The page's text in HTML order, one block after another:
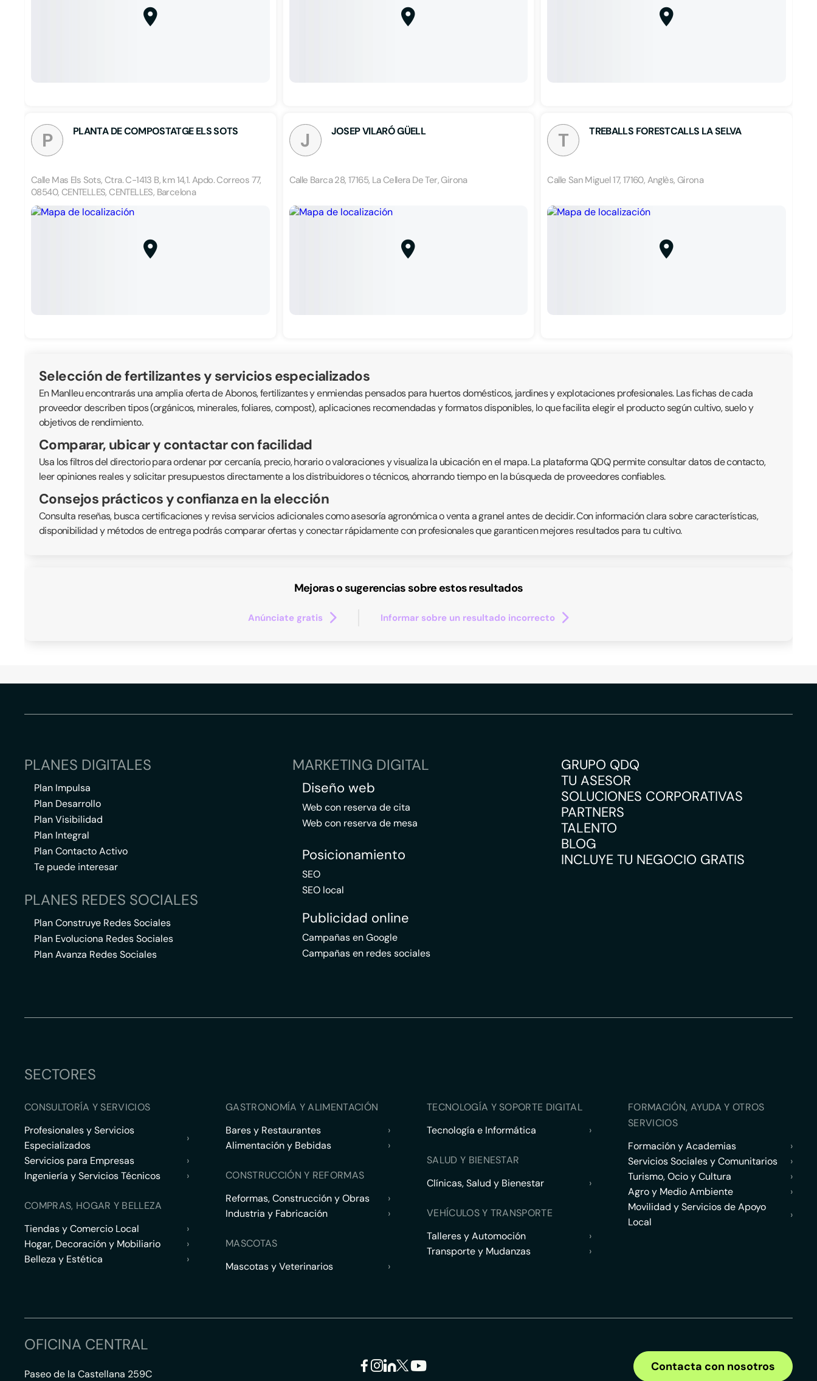
P PLANTA DE COMPOSTATGE ELS SOTS
Calle Mas Els Sots, Ctra. C-1413 B, km 14,1. Apdo. Correos 77,
08540, CENTELLES, CENTELLES, Barcelona
J JOSEP VILARÓ GÜELL
Calle Barca 28, 17165, La Cellera De Ter, Girona
T TREBALLS FORESTCALLS LA SELVA
Calle San Miguel 17, 17160, Anglès, Girona
Selección de fertilizantes y servicios especializados
En Manlleu encontrarás una amplia oferta de Abonos, fertilizantes y enmiendas pensados para huertos domésticos, jardines y explotaciones profesionales. Las fichas de cada
proveedor describen tipos (orgánicos, minerales, foliares, compost), aplicaciones recomendadas y formatos disponibles, lo que facilita elegir el producto según cultivo, suelo y
objetivos de rendimiento.
Comparar, ubicar y contactar con facilidad
Usa los filtros del directorio para ordenar por cercanía, precio, horario o valoraciones y visualiza la ubicación en el mapa. La plataforma QDQ permite consultar datos de contacto,
leer opiniones reales y solicitar presupuestos directamente a los distribuidores o técnicos, ahorrando tiempo en la búsqueda de proveedores confiables.
Consejos prácticos y confianza en la elección
Consulta reseñas, busca certificaciones y revisa servicios adicionales como asesoría agronómica o venta a granel antes de decidir. Con información clara sobre características,
disponibilidad y métodos de entrega podrás comparar ofertas y conectar rápidamente con profesionales que garanticen mejores resultados para tu cultivo.
Mejoras o sugerencias sobre estos resultados
Anúnciate gratis Informar sobre un resultado incorrecto
PLANES DIGITALES
Plan Impulsa
Plan Desarrollo
Plan Visibilidad
Plan Integral
Plan Contacto Activo
Te puede interesar
PLANES REDES SOCIALES
Plan Construye Redes Sociales
Plan Evoluciona Redes Sociales
Plan Avanza Redes Sociales
MARKETING DIGITAL
Diseño web
Web con reserva de cita
Web con reserva de mesa
Posicionamiento
SEO
SEO local
Publicidad online
Campañas en Google
Campañas en redes sociales
GRUPO QDQ
TU ASESOR
SOLUCIONES CORPORATIVAS
PARTNERS
TALENTO
BLOG
INCLUYE TU NEGOCIO GRATIS
SECTORES
CONSULTORÍA Y SERVICIOS
Profesionales y Servicios
Especializados
›
Servicios para Empresas
›
Ingeniería y Servicios Técnicos
›
COMPRAS, HOGAR Y BELLEZA
Tiendas y Comercio Local
›
Hogar, Decoración y Mobiliario
›
Belleza y Estética
›
GASTRONOMÍA Y ALIMENTACIÓN
Bares y Restaurantes
›
Alimentación y Bebidas
›
CONSTRUCCIÓN Y REFORMAS
Reformas, Construcción y Obras
›
Industria y Fabricación
›
MASCOTAS
Mascotas y Veterinarios
›
TECNOLOGÍA Y SOPORTE DIGITAL
Tecnología e Informática
›
SALUD Y BIENESTAR
Clínicas, Salud y Bienestar
›
VEHÍCULOS Y TRANSPORTE
Talleres y Automoción
›
Transporte y Mudanzas
›
FORMACIÓN, AYUDA Y OTROS
SERVICIOS
Formación y Academias
›
Servicios Sociales y Comunitarios
›
Turismo, Ocio y Cultura
›
Agro y Medio Ambiente
›
Movilidad y Servicios de Apoyo
Local
›
OFICINA CENTRAL
Paseo de la Castellana 259C
Contacta con nosotros